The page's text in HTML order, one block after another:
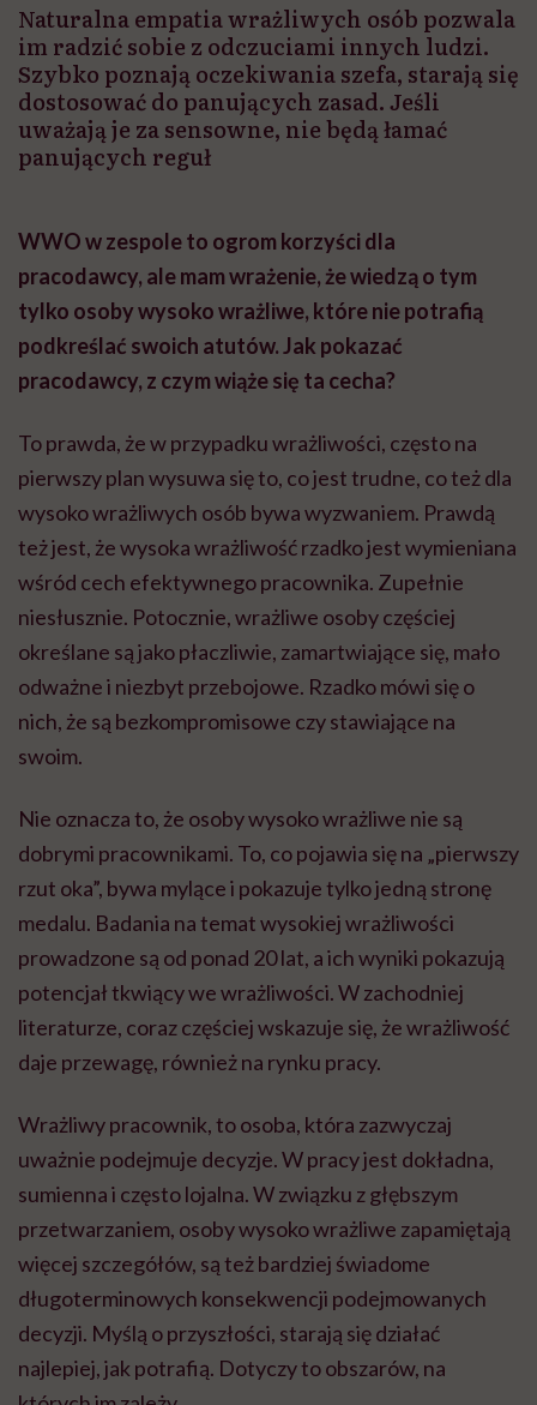
Naturalna empatia wrażliwych osób pozwala
im radzić sobie z odczuciami innych ludzi.
Szybko poznają oczekiwania szefa, starają się
dostosować do panujących zasad. Jeśli
uważają je za sensowne, nie będą łamać
panujących reguł
WWO w zespole to ogrom korzyści dla
pracodawcy, ale mam wrażenie, że wiedzą o tym
tylko osoby wysoko wrażliwe, które nie potrafią
podkreślać swoich atutów. Jak pokazać
pracodawcy, z czym wiąże się ta cecha?
To prawda, że w przypadku wrażliwości, często na
pierwszy plan wysuwa się to, co jest trudne, co też dla
wysoko wrażliwych osób bywa wyzwaniem. Prawdą
też jest, że wysoka wrażliwość rzadko jest wymieniana
wśród cech efektywnego pracownika. Zupełnie
niesłusznie. Potocznie, wrażliwe osoby częściej
określane są jako płaczliwie, zamartwiające się, mało
odważne i niezbyt przebojowe. Rzadko mówi się o
nich, że są bezkompromisowe czy stawiające na
swoim.
Nie oznacza to, że osoby wysoko wrażliwe nie są
dobrymi pracownikami. To, co pojawia się na „pierwszy
rzut oka”, bywa mylące i pokazuje tylko jedną stronę
medalu. Badania na temat wysokiej wrażliwości
prowadzone są od ponad 20 lat, a ich wyniki pokazują
potencjał tkwiący we wrażliwości. W zachodniej
literaturze, coraz częściej wskazuje się, że wrażliwość
daje przewagę, również na rynku pracy.
Wrażliwy pracownik, to osoba, która zazwyczaj
uważnie podejmuje decyzje. W pracy jest dokładna,
sumienna i często lojalna. W związku z głębszym
przetwarzaniem, osoby wysoko wrażliwe zapamiętają
więcej szczegółów, są też bardziej świadome
długoterminowych konsekwencji podejmowanych
decyzji. Myślą o przyszłości, starają się działać
najlepiej, jak potrafią. Dotyczy to obszarów, na